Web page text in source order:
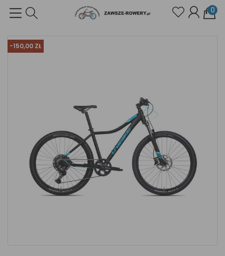
0
-150,00 ZŁ